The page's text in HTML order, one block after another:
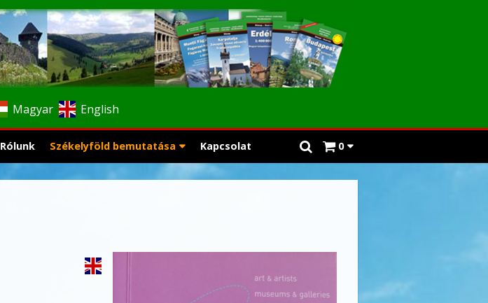
Magyar English
0
Rólunk Székelyföld bemutatása Kapcsolat